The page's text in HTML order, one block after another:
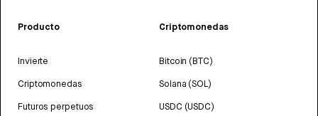
Producto
Invierte
Criptomonedas
Futuros perpetuos
Criptomonedas
Bitcoin (BTC)
Solana (SOL)
USDC (USDC)